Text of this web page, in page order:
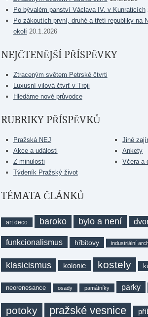
Po bývalém panství Václava IV. v Kunraticích
Po zákoutích první, druhé a třetí republiky na
okolí 20.1.2026
NEJČTENĚJŠÍ PŘÍSPĚVKY
Ztraceným světem Petrské čtvrti
Luxusní vilová čtvrť v Troji
Hledáme nové průvodce
RUBRIKY PŘÍSPĚVKŮ
Pražská NEJ
Akce a události
Z minulosti
Týdeník Pražský život
Jiné
Ankety
Včera a
TÉMATA ČLÁNKŮ
art deco baroko bylo a není
funkcionalismus hřbitovy industriální
klasicismus kolonie kostely
neorenesance osady památníky parky
potoky pražské vesnice